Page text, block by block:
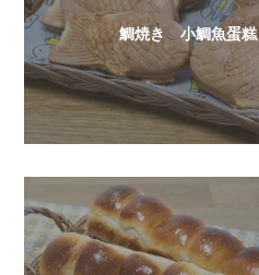
鯛焼き 小鯛魚蛋糕